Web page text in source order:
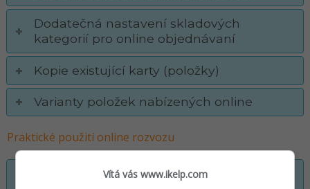
Dodatečná nastavení skladových
kategorií pro online objednávaní
Kopie existující karty (položky)
Varianty položek nabízených online
Praktické použití online rozvozu
Online objednávka z pohledu vašeho
Vítá vás www.ikelp.com